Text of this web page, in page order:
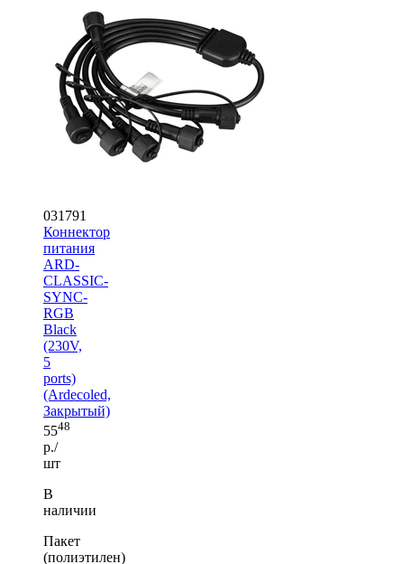
031791
Коннектор
питания
ARD-
CLASSIC-
SYNC-
RGB
Black
(230V,
5
ports)
(Ardecoled,
Закрытый)
5548
р./
шт
В
наличии
Пакет
(полиэтилен)